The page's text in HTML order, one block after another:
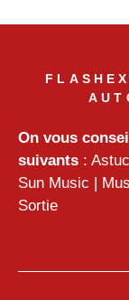
On vous
suivants :
Sun Music |
Sortie